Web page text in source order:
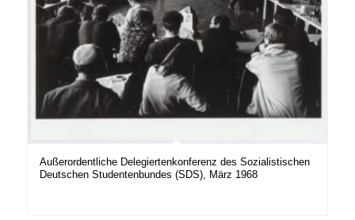
Außerordentliche Delegiertenkonferenz des Sozialistischen
Deutschen Studentenbundes (SDS), März 1968